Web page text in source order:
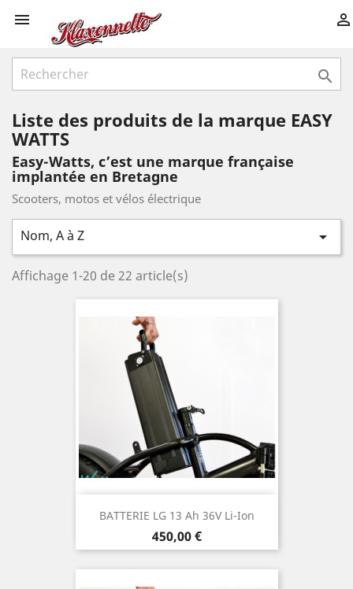
 

Liste des produits de la marque EASY
WATTS
Easy-Watts, c’est une marque française
implantée en Bretagne
Scooters, motos et vélos électrique
Nom, A à Z 
Affichage 1-20 de 22 article(s)
BATTERIE LG 13 Ah 36V Li-Ion
Prix
450,00 €